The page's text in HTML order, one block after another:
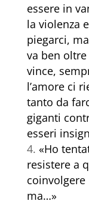
essere in
la violenza
piegarci,
va ben oltre
vince,
l’amore ci
tanto da
giganti
esseri
«Ho
resistere a
ma…»